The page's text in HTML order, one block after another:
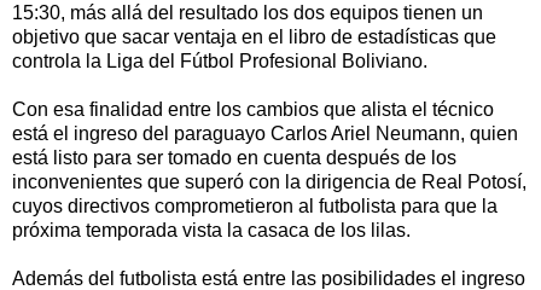
15:30, más allá del resultado los dos equipos tienen un
objetivo que sacar ventaja en el libro de estadísticas que
controla la Liga del Fútbol Profesional Boliviano.
Con esa finalidad entre los cambios que alista el técnico
está el ingreso del paraguayo Carlos Ariel Neumann, quien
está listo para ser tomado en cuenta después de los
inconvenientes que superó con la dirigencia de Real Potosí,
cuyos directivos comprometieron al futbolista para que la
próxima temporada vista la casaca de los lilas.
Además del futbolista está entre las posibilidades el ingreso